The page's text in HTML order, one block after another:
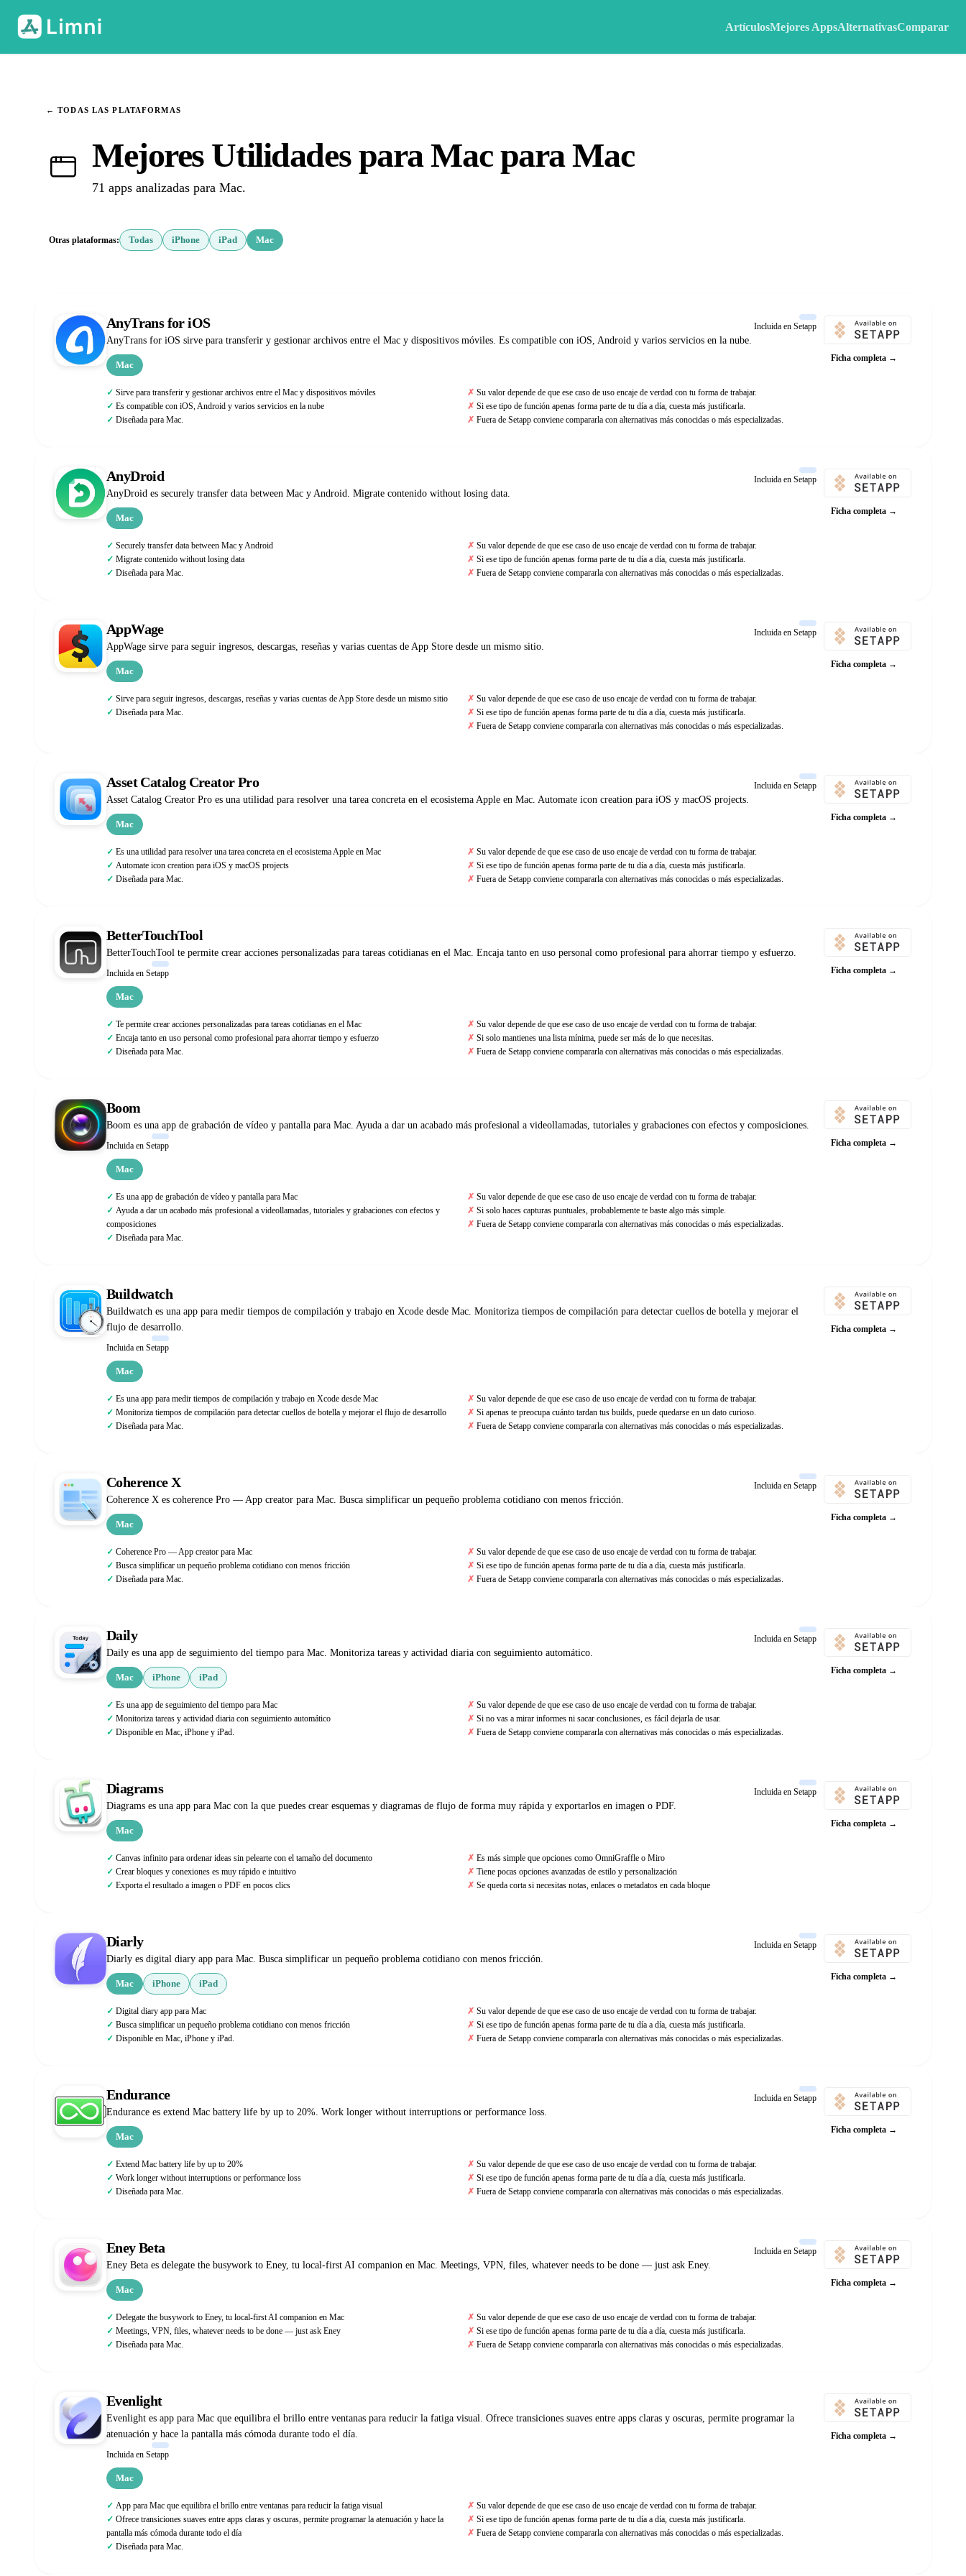
ArtículosMejores AppsAlternativasComparar
← TODAS LAS PLATAFORMAS
Mejores Utilidades para Mac para Mac
71 apps analizadas para Mac.
Otras plataformas: Todas iPhone iPad Mac
AnyTrans for iOS
AnyTrans for iOS sirve para transferir y gestionar archivos entre el Mac y dispositivos móviles. Es compatible con iOS, Android y varios servicios en la nube.
Incluida en Setapp
Mac
Sirve para transferir y gestionar archivos entre el Mac y dispositivos móviles
Es compatible con iOS, Android y varios servicios en la nube
Diseñada para Mac.
Su valor depende de que ese caso de uso encaje de verdad con tu forma de trabajar.
Si ese tipo de función apenas forma parte de tu día a día, cuesta más justificarla.
Fuera de Setapp conviene compararla con alternativas más conocidas o más especializadas.
Ficha completa →
AnyDroid
AnyDroid es securely transfer data between Mac y Android. Migrate contenido without losing data.
Incluida en Setapp
Mac
Securely transfer data between Mac y Android
Migrate contenido without losing data
Diseñada para Mac.
Su valor depende de que ese caso de uso encaje de verdad con tu forma de trabajar.
Si ese tipo de función apenas forma parte de tu día a día, cuesta más justificarla.
Fuera de Setapp conviene compararla con alternativas más conocidas o más especializadas.
Ficha completa →
AppWage
AppWage sirve para seguir ingresos, descargas, reseñas y varias cuentas de App Store desde un mismo sitio.
Incluida en Setapp
Mac
Sirve para seguir ingresos, descargas, reseñas y varias cuentas de App Store desde un mismo sitio
Diseñada para Mac.
Su valor depende de que ese caso de uso encaje de verdad con tu forma de trabajar.
Si ese tipo de función apenas forma parte de tu día a día, cuesta más justificarla.
Fuera de Setapp conviene compararla con alternativas más conocidas o más especializadas.
Ficha completa →
Asset Catalog Creator Pro
Asset Catalog Creator Pro es una utilidad para resolver una tarea concreta en el ecosistema Apple en Mac. Automate icon creation para iOS y macOS projects.
Incluida en Setapp
Mac
Es una utilidad para resolver una tarea concreta en el ecosistema Apple en Mac
Automate icon creation para iOS y macOS projects
Diseñada para Mac.
Su valor depende de que ese caso de uso encaje de verdad con tu forma de trabajar.
Si ese tipo de función apenas forma parte de tu día a día, cuesta más justificarla.
Fuera de Setapp conviene compararla con alternativas más conocidas o más especializadas.
Ficha completa →
BetterTouchTool
BetterTouchTool te permite crear acciones personalizadas para tareas cotidianas en el Mac. Encaja tanto en uso personal como profesional para ahorrar tiempo y esfuerzo.
Incluida en Setapp
Mac
Te permite crear acciones personalizadas para tareas cotidianas en el Mac
Encaja tanto en uso personal como profesional para ahorrar tiempo y esfuerzo
Diseñada para Mac.
Su valor depende de que ese caso de uso encaje de verdad con tu forma de trabajar.
Si solo mantienes una lista mínima, puede ser más de lo que necesitas.
Fuera de Setapp conviene compararla con alternativas más conocidas o más especializadas.
Ficha completa →
Boom
Boom es una app de grabación de vídeo y pantalla para Mac. Ayuda a dar un acabado más profesional a videollamadas, tutoriales y grabaciones con efectos y composiciones.
Incluida en Setapp
Mac
Es una app de grabación de vídeo y pantalla para Mac
Ayuda a dar un acabado más profesional a videollamadas, tutoriales y grabaciones con efectos y
composiciones
Diseñada para Mac.
Su valor depende de que ese caso de uso encaje de verdad con tu forma de trabajar.
Si solo haces capturas puntuales, probablemente te baste algo más simple.
Fuera de Setapp conviene compararla con alternativas más conocidas o más especializadas.
Ficha completa →
Buildwatch
Buildwatch es una app para medir tiempos de compilación y trabajo en Xcode desde Mac. Monitoriza tiempos de compilación para detectar cuellos de botella y mejorar el
flujo de desarrollo.
Incluida en Setapp
Mac
Es una app para medir tiempos de compilación y trabajo en Xcode desde Mac
Monitoriza tiempos de compilación para detectar cuellos de botella y mejorar el flujo de desarrollo
Diseñada para Mac.
Su valor depende de que ese caso de uso encaje de verdad con tu forma de trabajar.
Si apenas te preocupa cuánto tardan tus builds, puede quedarse en un dato curioso.
Fuera de Setapp conviene compararla con alternativas más conocidas o más especializadas.
Ficha completa →
Coherence X
Coherence X es coherence Pro — App creator para Mac. Busca simplificar un pequeño problema cotidiano con menos fricción.
Incluida en Setapp
Mac
Coherence Pro — App creator para Mac
Busca simplificar un pequeño problema cotidiano con menos fricción
Diseñada para Mac.
Su valor depende de que ese caso de uso encaje de verdad con tu forma de trabajar.
Si ese tipo de función apenas forma parte de tu día a día, cuesta más justificarla.
Fuera de Setapp conviene compararla con alternativas más conocidas o más especializadas.
Ficha completa →
Daily
Daily es una app de seguimiento del tiempo para Mac. Monitoriza tareas y actividad diaria con seguimiento automático.
Incluida en Setapp
Mac iPhone iPad
Es una app de seguimiento del tiempo para Mac
Monitoriza tareas y actividad diaria con seguimiento automático
Disponible en Mac, iPhone y iPad.
Su valor depende de que ese caso de uso encaje de verdad con tu forma de trabajar.
Si no vas a mirar informes ni sacar conclusiones, es fácil dejarla de usar.
Fuera de Setapp conviene compararla con alternativas más conocidas o más especializadas.
Ficha completa →
Diagrams
Diagrams es una app para Mac con la que puedes crear esquemas y diagramas de flujo de forma muy rápida y exportarlos en imagen o PDF.
Incluida en Setapp
Mac
Canvas infinito para ordenar ideas sin pelearte con el tamaño del documento
Crear bloques y conexiones es muy rápido e intuitivo
Exporta el resultado a imagen o PDF en pocos clics
Es más simple que opciones como OmniGraffle o Miro
Tiene pocas opciones avanzadas de estilo y personalización
Se queda corta si necesitas notas, enlaces o metadatos en cada bloque
Ficha completa →
Diarly
Diarly es digital diary app para Mac. Busca simplificar un pequeño problema cotidiano con menos fricción.
Incluida en Setapp
Mac iPhone iPad
Digital diary app para Mac
Busca simplificar un pequeño problema cotidiano con menos fricción
Disponible en Mac, iPhone y iPad.
Su valor depende de que ese caso de uso encaje de verdad con tu forma de trabajar.
Si ese tipo de función apenas forma parte de tu día a día, cuesta más justificarla.
Fuera de Setapp conviene compararla con alternativas más conocidas o más especializadas.
Ficha completa →
Endurance
Endurance es extend Mac battery life by up to 20%. Work longer without interruptions or performance loss.
Incluida en Setapp
Mac
Extend Mac battery life by up to 20%
Work longer without interruptions or performance loss
Diseñada para Mac.
Su valor depende de que ese caso de uso encaje de verdad con tu forma de trabajar.
Si ese tipo de función apenas forma parte de tu día a día, cuesta más justificarla.
Fuera de Setapp conviene compararla con alternativas más conocidas o más especializadas.
Ficha completa →
Eney Beta
Eney Beta es delegate the busywork to Eney, tu local-first AI companion en Mac. Meetings, VPN, files, whatever needs to be done — just ask Eney.
Incluida en Setapp
Mac
Delegate the busywork to Eney, tu local-first AI companion en Mac
Meetings, VPN, files, whatever needs to be done — just ask Eney
Diseñada para Mac.
Su valor depende de que ese caso de uso encaje de verdad con tu forma de trabajar.
Si ese tipo de función apenas forma parte de tu día a día, cuesta más justificarla.
Fuera de Setapp conviene compararla con alternativas más conocidas o más especializadas.
Ficha completa →
Evenlight
Evenlight es app para Mac que equilibra el brillo entre ventanas para reducir la fatiga visual. Ofrece transiciones suaves entre apps claras y oscuras, permite programar la
atenuación y hace la pantalla más cómoda durante todo el día.
Incluida en Setapp
Mac
App para Mac que equilibra el brillo entre ventanas para reducir la fatiga visual
Ofrece transiciones suaves entre apps claras y oscuras, permite programar la atenuación y hace la
pantalla más cómoda durante todo el día
Diseñada para Mac.
Su valor depende de que ese caso de uso encaje de verdad con tu forma de trabajar.
Si ese tipo de función apenas forma parte de tu día a día, cuesta más justificarla.
Fuera de Setapp conviene compararla con alternativas más conocidas o más especializadas.
Ficha completa →